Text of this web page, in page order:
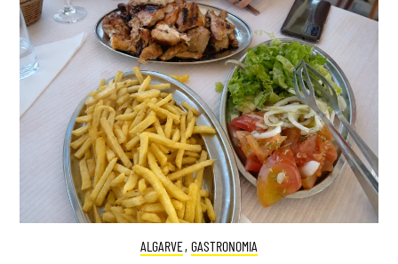
ALGARVE, GASTRONOMIA